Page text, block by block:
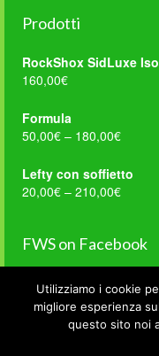
Prodotti
RockShox SidLuxe
160,00€
Formula
50,00€ – 180,00€
Lefty con soffietto
20,00€ – 210,00€
FWS on Facebook
Manutenzioni
© 2026 Fluid Works Suspension
Utilizziamo i cookie
migliore esperienza
questo sito noi